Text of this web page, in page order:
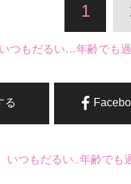
1
つもだるい…年齢でも過
る
つもだるい...年齢でも